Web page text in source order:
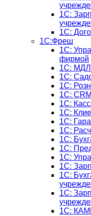
1C:
1С:
1С:Фреш
1С:
фирмой
1С:
1С:
1С:
1C: CRM
1C:
1С:
1С:
1C:
1C:
1C:
1C:
1C:
1C:
1C:
1C: